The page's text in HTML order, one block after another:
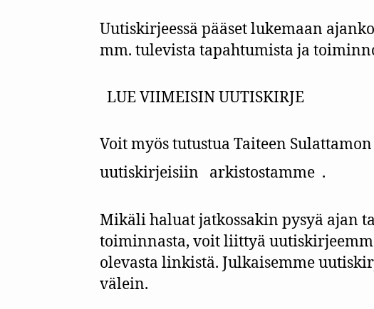
Uutiskirjeessä pääset lukemaan
mm. tulevista tapahtumista ja
LUE VIIMEISIN UUTISKIRJE
Voit myös tutustua Taiteen
uutiskirjeisiin
arkistostamme .
Mikäli haluat jatkossakin pysyä ajan
toiminnasta, voit liittyä
olevasta linkistä. Julkaisemme
välein.